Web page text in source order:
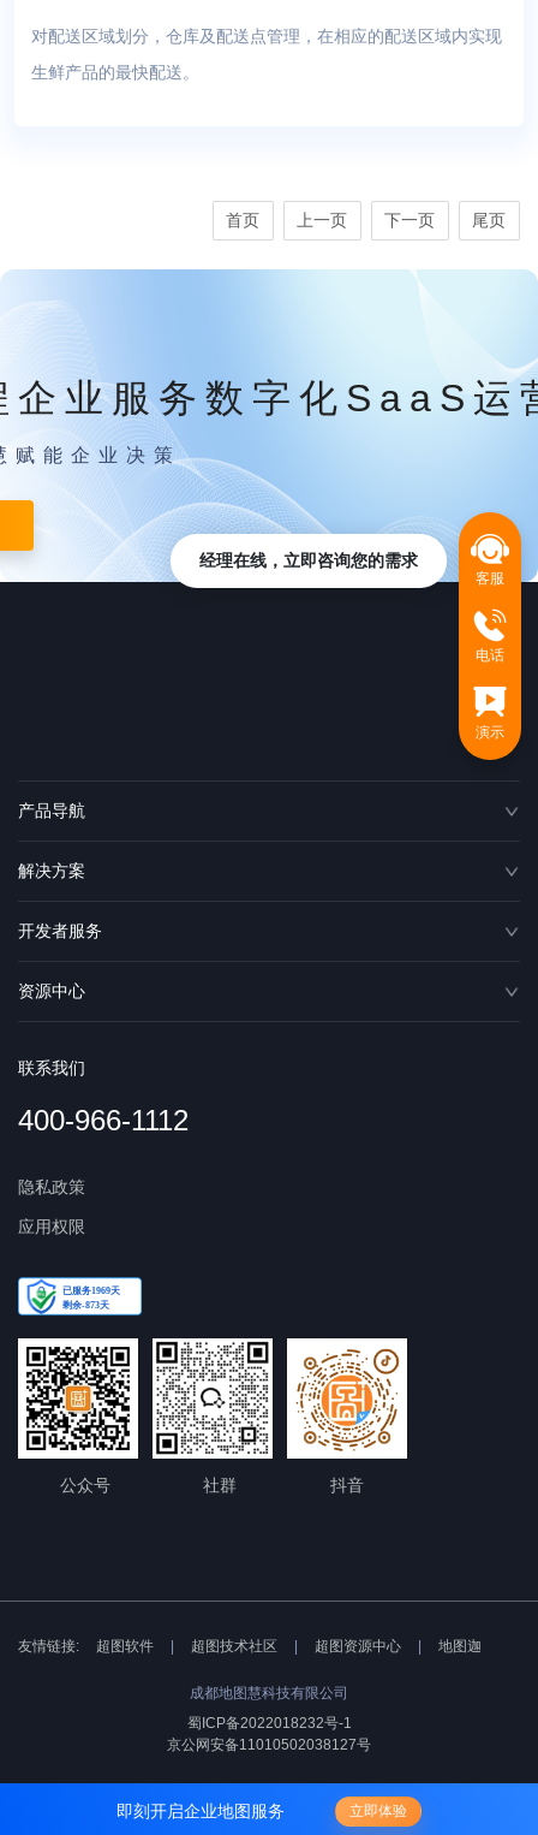
对配送区域划分，仓库及配送点管理，在相应的配送区域内实现
生鲜产品的最快配送。
首页 上一页 下一页 尾页
企业服务数字化SaaS运
赋能企业决策
产品导航
解决方案
开发者服务
资源中心
联系我们
400-966-1112
隐私政策
应用权限
公众号 社群 抖音
友情链接: 超图软件 超图技术社区 超图资源中心 地图迦
成都地图慧科技有限公司
蜀ICP备2022018232号-1
京公网安备11010502038127号
即刻开启企业地图服务 立即体验
客服
电话
演示
经理在线，立即咨询您的需求